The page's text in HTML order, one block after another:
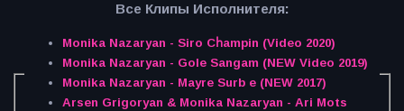
Все Клипы Исполнителя:
Monika Nazaryan - Siro Cհampin (Video 2020)
Monika Nazaryan - Gole Sangam (NEW Video 2019)
Monika Nazaryan - Mayre Surb e (NEW 2017)
Arsen Grigoryan & Monika Nazaryan - Ari Mots